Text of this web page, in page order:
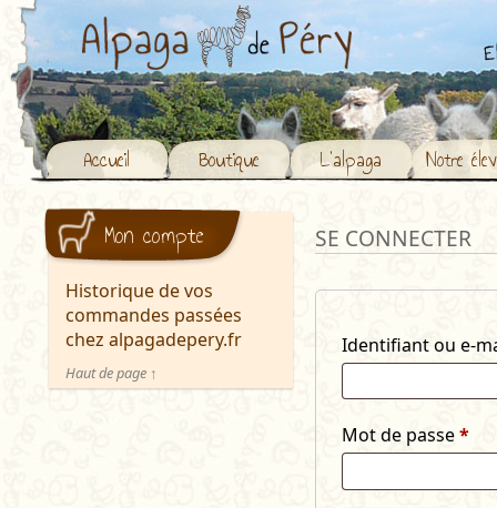
Accueil Boutique L’alpaga Notre
Mon compte
Historique de vos
commandes passées
chez alpagadepery.fr
Haut de page ↑
SE CONNECTER
Identifiant ou e-
Mot de passe*